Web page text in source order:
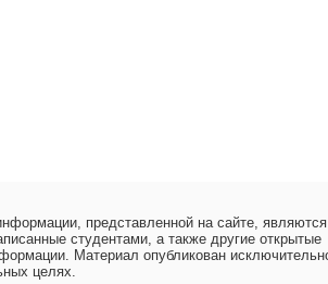
представленной на сайте, являются
студентами, а также другие открытые
Материал опубликован
целях.